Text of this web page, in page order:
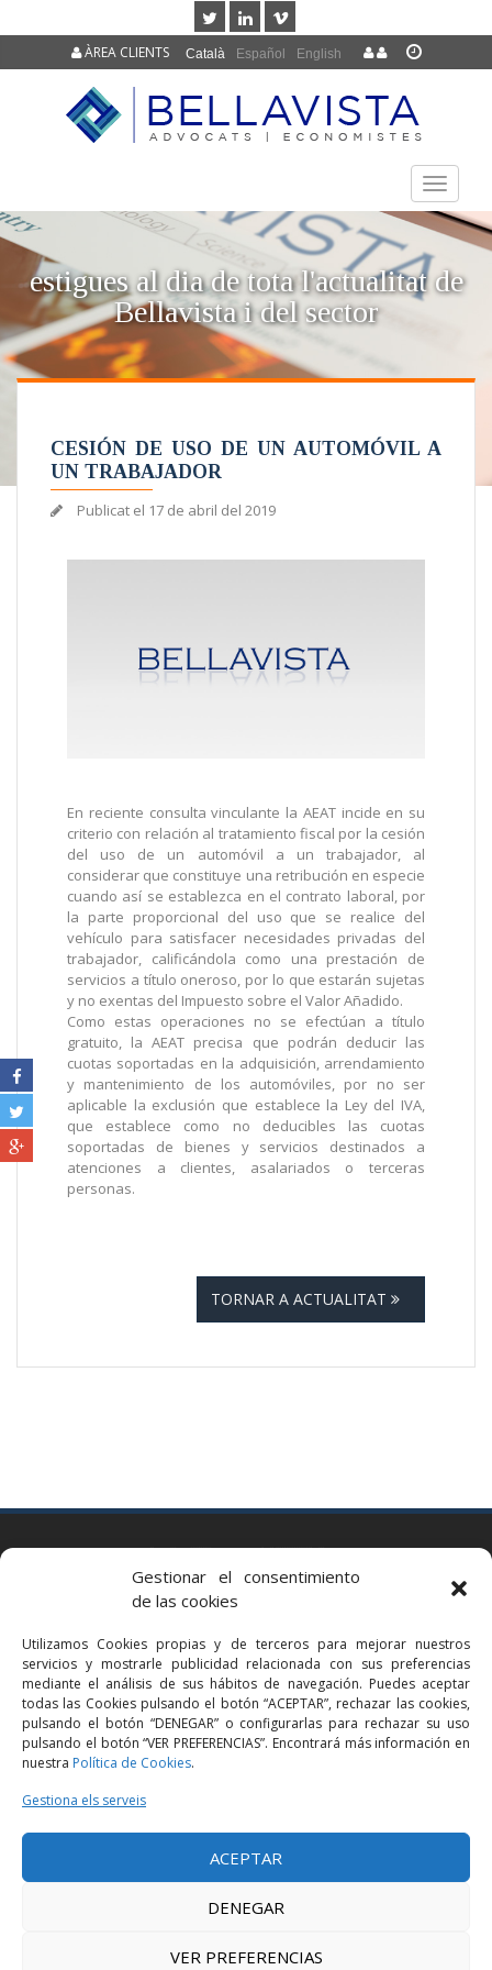
Gestionar el consentimiento
de las cookies
Utilizamos Cookies propias y de terceros para mejorar nuestros
servicios y mostrarle publicidad relacionada con sus preferencias
mediante el análisis de sus hábitos de navegación. Puedes aceptar
todas las Cookies pulsando el botón “ACEPTAR”, rechazar las cookies,
pulsando el botón “DENEGAR” o configurarlas para rechazar su uso
pulsando el botón “VER PREFERENCIAS”. Encontrará más información en
nuestra Política de Cookies.
Gestiona els serveis
ACEPTAR
DENEGAR
VER PREFERENCIAS
Català Español English
ÀREA CLIENTS
TOGGLE
estigues al dia de tota l'actualitat de
Bellavista i del sector
CESIÓN DE USO DE UN AUTOMÓVIL A
UN TRABAJADOR
Publicat el 17 de abril del 2019
En reciente consulta vinculante la AEAT incide en su
criterio con relación al tratamiento fiscal por la cesión
del uso de un automóvil a un trabajador, al
considerar que constituye una retribución en especie
cuando así se establezca en el contrato laboral, por
la parte proporcional del uso que se realice del
vehículo para satisfacer necesidades privadas del
trabajador, calificándola como una prestación de
servicios a título oneroso, por lo que estarán sujetas
y no exentas del Impuesto sobre el Valor Añadido.
Como estas operaciones no se efectúan a título
gratuito, la AEAT precisa que podrán deducir las
cuotas soportadas en la adquisición, arrendamiento
y mantenimiento de los automóviles, por no ser
aplicable la exclusión que establece la Ley del IVA,
que establece como no deducibles las cuotas
soportadas de bienes y servicios destinados a
atenciones a clientes, asalariados o terceras
personas.
TORNAR A ACTUALITAT
Via Augusta 2 bis, 3º, 08006 Barcelona
bcn@bellavistalegal.eu
GRANOLLERS
C/ Sant Jaume, 16 1r, 08401 Granollers (Bcn)
+34 93 860 39 60
grn@bellavistalegal.eu
MADRID
C/ Serrano 114, 2º izq. 28006 Madrid.
+34 91 431 98 21 | +34 91 431 98 95
mad@bellavistalegal.eu